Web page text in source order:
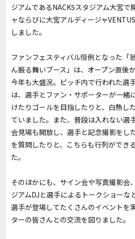
ジアムであるNACK5スタジアム大宮で
ャならびに大宮アルディージャ
しました。
ファンフェスティバル恒例となった「
ん振る舞いブース」は、オープン直後
今年も大盛況。ピッチ内で行われた選
は、選手とファン・サポーターが一緒
けたりゴールを目指したりと、白熱し
ていました。また、普段は入れない選
会見場も開放し、選手と記念撮影をし
を質問したりと、こちらも行列ができ
た。
そのほかにも、サイン会や写真撮影会
ジアムDJと選手によるトークショーな
選手が登場してたくさんのイベントを
ターの皆さんとの交流を図りました。